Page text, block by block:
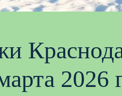
2026